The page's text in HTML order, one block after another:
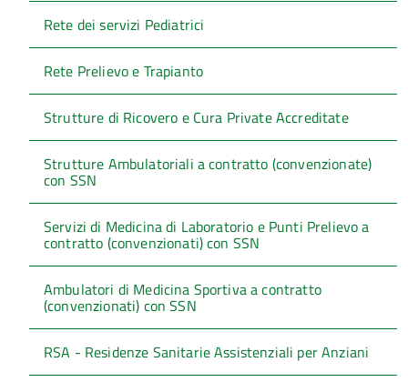
Rete dei servizi Pediatrici
Rete Prelievo e Trapianto
Strutture di Ricovero e Cura Private Accreditate
Strutture Ambulatoriali a contratto (convenzionate)
con SSN
Servizi di Medicina di Laboratorio e Punti Prelievo a
contratto (convenzionati) con SSN
Ambulatori di Medicina Sportiva a contratto
(convenzionati) con SSN
RSA - Residenze Sanitarie Assistenziali per Anziani